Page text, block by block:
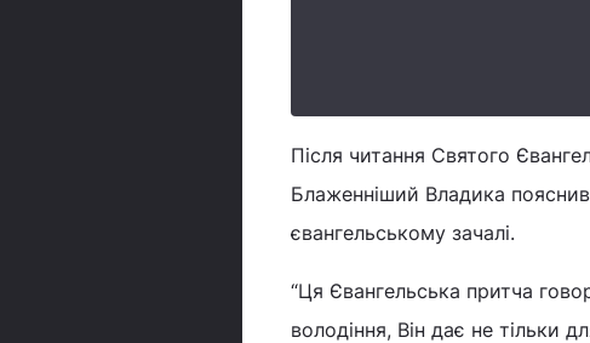
Після читання Святого
Блаженніший Владика
євангельському зачалі.
“Ця Євангельська притча
володіння, Він дає не тільки